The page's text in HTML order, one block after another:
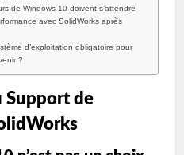
de Windows 10 doivent s’attendre
avec SolidWorks après
d’exploitation obligatoire pour
?
Support de